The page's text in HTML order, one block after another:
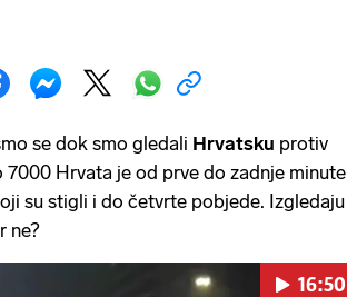
se dok smo gledali Hrvatsku protiv
7000 Hrvata je od prve do zadnje minute
su stigli i do četvrte pobjede. Izgledaju
ne?
16:50